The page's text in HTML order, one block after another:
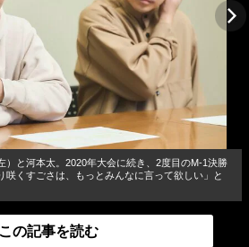
）と河本太。2020年大会に続き、2度目のM-1決勝
咲くすごさは、もっとみんなに言って欲しい」と
この記事を読む